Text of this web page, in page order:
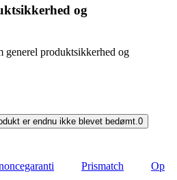
og
produktsikkerhed og
er endnu ikke blevet bedømt. 0
Prismatch
Op